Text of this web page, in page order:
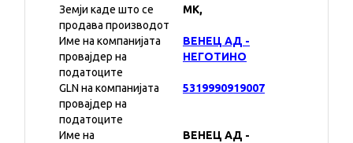
Земји каде што се
продава производот
MK,
Име на компанијата
провајдер на
податоците
ВЕНЕЦ АД -
НЕГОТИНО
GLN на компанијата
провајдер на
податоците
5319990919007
Име на
ВЕНЕЦ АД -